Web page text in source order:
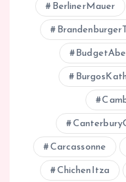
BerlinerMauer
Carcassonne
ChichenItza